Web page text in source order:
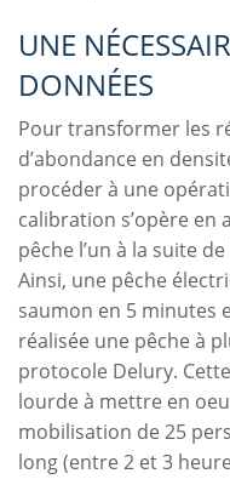
UNE
DONNÉES
Pour transformer les
d’abondance en
procéder à une
calibration s’opère
pêche l’un à la suite
Ainsi, une pêche
saumon en 5 minutes
réalisée une pêche à
protocole Delury.
lourde à mettre en
mobilisation de 25
long (entre 2 et 3